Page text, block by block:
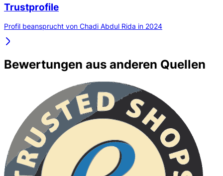
Trustprofile
Profil beansprucht von Chadi Abdul Rida in 2024
Bewertungen aus anderen Quellen